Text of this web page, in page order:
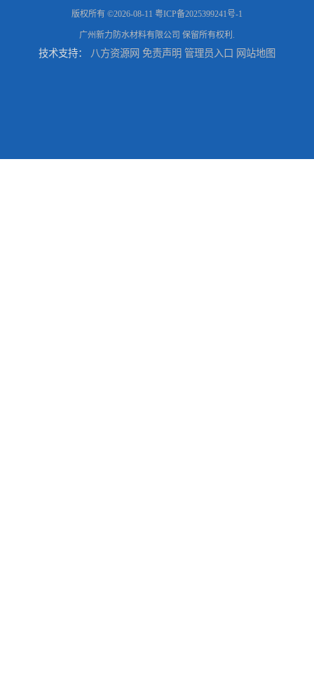
版权所有 ©2026-08-11 粤ICP备2025399241号-1
广州新力防水材料有限公司 保留所有权利.
技术支持： 八方资源网 免责声明 管理员入口 网站地图